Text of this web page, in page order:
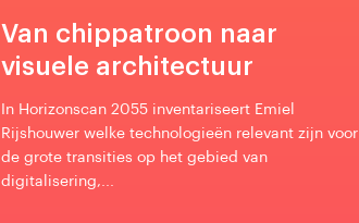
Van chippatroon naar
visuele architectuur
In Horizonscan 2055 inventariseert Emiel
Rijshouwer welke technologieën relevant zijn voor
de grote transities op het gebied van
digitalisering,...